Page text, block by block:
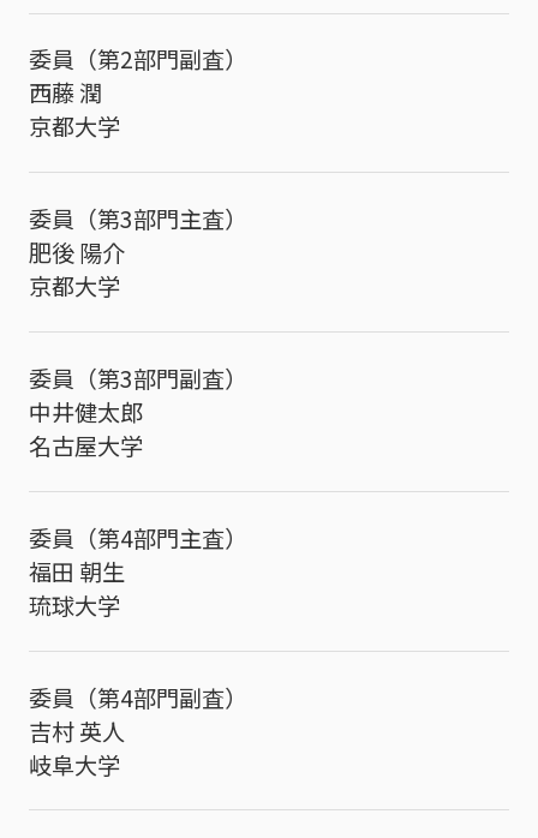
委員（第2部門副査）
西藤 潤
京都大学
委員（第3部門主査）
肥後 陽介
京都大学
委員（第3部門副査）
中井健太郎
名古屋大学
委員（第4部門主査）
福田 朝生
琉球大学
委員（第4部門副査）
吉村 英人
岐阜大学